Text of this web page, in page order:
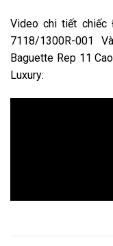
Video chi tiết chiếc
7118/1300R-001
Baguette Rep 11
Luxury: